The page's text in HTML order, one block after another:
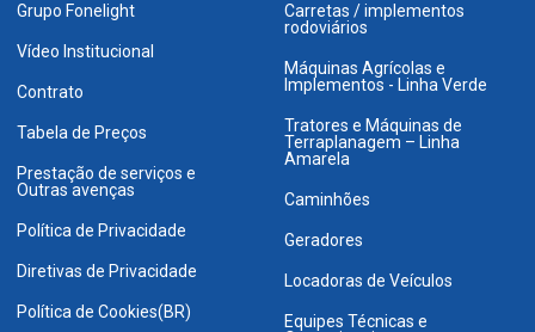
Grupo Fonelight
Vídeo Institucional
Contrato
Tabela de Preços
Prestação de serviços e
Outras avenças
Política de Privacidade
Diretivas de Privacidade
Política de Cookies(BR)
Carretas / implementos
rodoviários
Máquinas Agrícolas e
Implementos - Linha Verde
Tratores e Máquinas de
Terraplanagem – Linha
Amarela
Caminhões
Geradores
Locadoras de Veículos
Equipes Técnicas e